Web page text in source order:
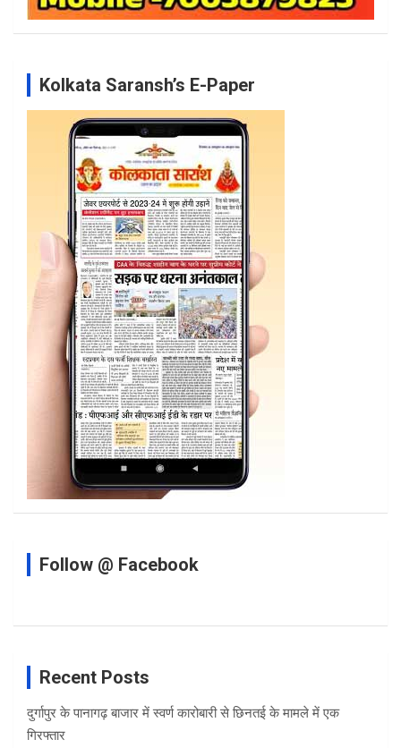
Kolkata Saransh’s E-Paper
Follow @ Facebook
Recent Posts
दुर्गापुर के पानागढ़ बाजार में स्वर्ण कारोबारी से छिनतई के मामले में एक
गिरफ्तार